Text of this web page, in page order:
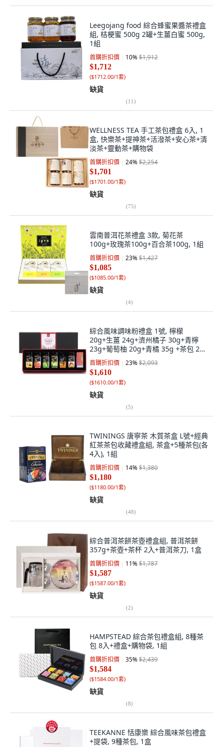
Leegojang food 綜合蜂蜜果醬茶禮盒
組, 桔梗蜜 500g 2罐+生薑白蜜 500g,
1組
首購折扣價 10%$1,912
$1,712
($1712.00/1套)
缺貨
(11)
WELLNESS TEA 手工茶包禮盒 6入, 1
盒, 快樂茶+提神茶+活潑茶+安心茶+清
淡茶+靈動茶+購物袋
首購折扣價 24%$2,254
$1,701
($1701.00/1套)
缺貨
(75)
雲南普洱花茶禮盒 3款, 菊花茶
100g+玫瑰茶100g+百合茶100g, 1組
首購折扣價 23%$1,427
$1,085
($1085.00/1套)
缺貨
(4)
綜合風味調味粉禮盒 1號, 檸檬
20g+生薑 24g+濟州橘子 30g+青檸
23g+葡萄柚 20g+青橘 35g +茶包 26
入, 1組
首購折扣價 23%$2,093
$1,610
($1610.00/1套)
缺貨
(5)
TWININGS 唐寧茶 木質茶盒 L號+經典
紅茶茶包收藏禮盒組, 茶盒+5種茶包(各
4入), 1組
首購折扣價 14%$1,380
$1,180
($1180.00/1套)
缺貨
(48)
綜合普洱茶餅茶壺禮盒組, 普洱茶餅
357g+茶壺+茶杯 2入+普洱茶刀, 1盒
首購折扣價 11%$1,787
$1,587
($1587.00/1套)
缺貨
(2)
HAMPSTEAD 綜合茶包禮盒組, 8種茶
包 8入+禮盒+購物袋, 1組
首購折扣價 35%$2,439
$1,584
($1584.00/1套)
缺貨
(8)
TEEKANNE 恬康樂 綜合風味茶包禮盒
+提袋, 9種茶包, 1盒